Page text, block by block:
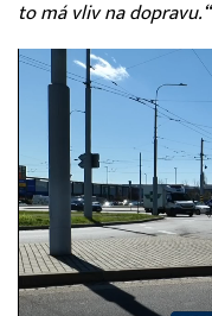
to má vliv na dopravu.“